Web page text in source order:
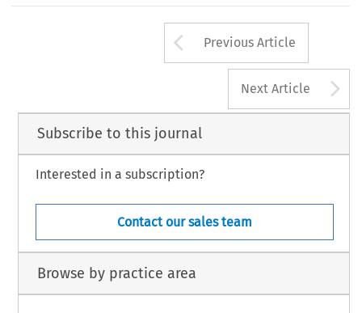
Arrow button
Previous Article
Next Article
Subscribe to this journal
Interested in a subscription?
Contact our sales team
Browse by practice area